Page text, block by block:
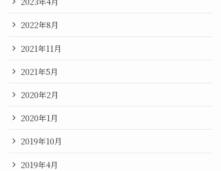
2022年8月
2021年11月
2021年5月
2020年2月
2020年1月
2019年10月
2019年4月